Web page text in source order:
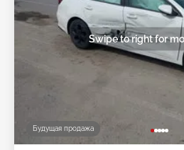
Будущая продажа
Swipe to right for